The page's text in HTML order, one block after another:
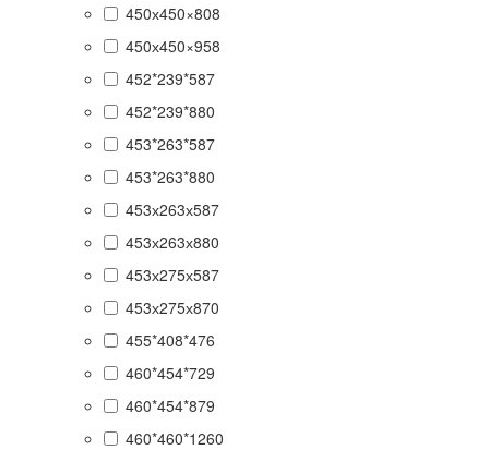
450х450×808
450х450×958
452*239*587
452*239*880
453*263*587
453*263*880
453х263х587
453х263х880
453х275х587
453х275х870
455*408*476
460*454*729
460*454*879
460*460*1260